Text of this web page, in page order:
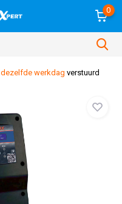
0
dezelfde werkdag verstuurd